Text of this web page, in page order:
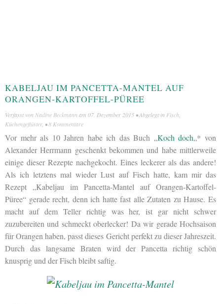
KABELJAU IM PANCETTA-MANTEL AUF
ORANGEN-KARTOFFEL-PÜREE
Verfasst von Nadine Beckmann am 07. Dezember 2015 • Abgelegt in Fisch
Küchengeflüster, •8 Kommentare
Vor mehr als 10 Jahren habe ich das Buch „Koch doch„* von
Alexander Herrmann geschenkt bekommen und habe mittlerweile
einige dieser Rezepte nachgekocht. Eines leckerer als das andere!
Als ich letztens mal wieder Lust auf Fisch hatte, kam mir das
Rezept „Kabeljau im Pancetta-Mantel auf Orangen-Kartoffel-
Püree“ gerade recht, denn ich hatte fast alle Zutaten zu Hause. Es
macht auf dem Teller richtig was her, ist gar nicht schwer
zuzubereiten und schmeckt oberlecker! Da wir gerade Hochsaison
für Orangen haben, passt dieses Gericht perfekt zu dieser Jahreszeit.
Durch das langsame Braten wird der Pancetta richtig schön
knusprig und der Fisch bleibt saftig.